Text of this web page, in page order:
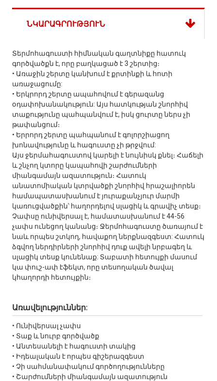
ՆԿԱՐԱԳՐՈՒԹՅՈՒՆ
Տերմոհագուստի հիմնական գաղտնիքը հատուկ
գործվածքն է, որը բաղկացած է 3 շերտից։
• Առաջին շերտը կանխում է քրտինքի և հոտի
առաջացումը:
• Երկրորդ շերտը ապահովում է գերազանց
օդափոխանակություն: Այս հատկության շնորհիվ
տաքությունը պահպանվում է, իսկ ցուրտը ներս չի
թափանցում։
• Երրորդ շերտը պահպանում է գոլորշիացող
խոնավությունը և հագուստը չի թրջվում:
Այս ջերմահագուստով կարելի է նույնիսկ քնել։ Հաճելի
և շնչող կտորը կապահովի շարժումների
միանգամայն ազատություն։ Հատուկ
անատոմիական կտրվածքի շնորհիվ հրաշալիորեն
համապատասխանում է յուրաքանչյուր մարմի
կառուցվածքին՝ հաղորդելով սլացիկ և գրավիչ տեսք։
Չափսը ունիվերսալ է, համատասխանում է 44-56
չափս ունեցող կանանց։ Ջերմոհագուստը ծառայում է
նաև որպես շտկող, հավաքող ներքնազգեստ: Հատուկ
ձգվող ներդիրների շնորհիվ դուք ավելի նրբագեղ և
սլացիկ տեսք կունենաք: Տաբատի հետույքի մասում
կա փուշ-ափ էֆեկտ, որը տեսողական ծավալ
կհաղորդի հետույքին։
Առավելություններ:
• Ունիվերսալ չափս
• Տաք և նուրբ գործվածք
• Անտեսանելի է հագուստի տակից
• Իդեալական է որպես գիշերազգեստ
• Չի սահմանափակում գործողությունները
• Շարժումների միանգամայն ազատություն